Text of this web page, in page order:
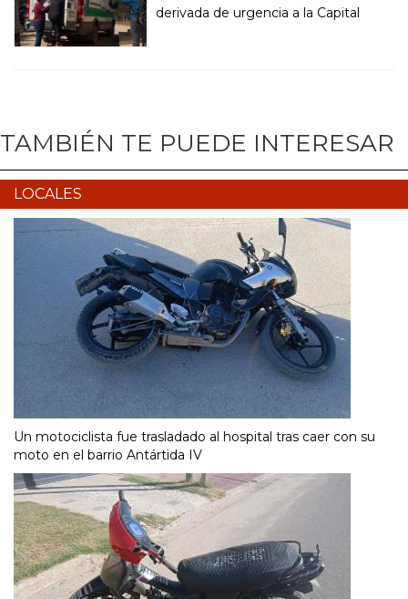
derivada de urgencia a la Capital
TAMBIÉN TE PUEDE INTERESAR
LOCALES
Un motociclista fue trasladado al hospital tras caer con su
moto en el barrio Antártida IV